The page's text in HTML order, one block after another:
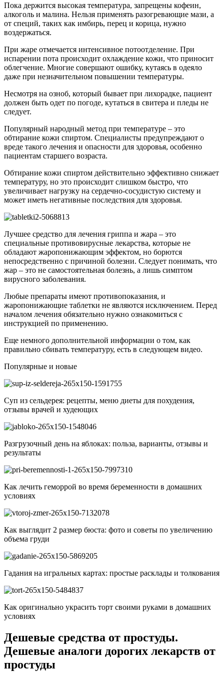
Пока держится высокая температура, запрещены кофеин,
алкоголь и малина. Нельзя применять разогревающие мази, а
от специй, таких как имбирь, перец и корица, нужно
воздержаться.
При жаре отмечается интенсивное потоотделение. При
испарении пота происходит охлаждение кожи, что приносит
облегчение. Многие совершают ошибку, кутаясь в одеяло
даже при незначительном повышении температуры.
Несмотря на озноб, который бывает при лихорадке, пациент
должен быть одет по погоде, кутаться в свитера и пледы не
следует.
Популярный народный метод при температуре – это
обтирание кожи спиртом. Специалисты предупреждают о
вреде такого лечения и опасности для здоровья, особенно
пациентам старшего возраста.
Обтирание кожи спиртом действительно эффективно снижает
температуру, но это происходит слишком быстро, что
увеличивает нагрузку на сердечно-сосудистую систему и
может иметь негативные последствия для здоровья.
Лучшее средство для лечения гриппа и жара – это
специальные противовирусные лекарства, которые не
обладают жаропонижающим эффектом, но борются
непосредственно с причиной болезни. Следует понимать, что
жар – это не самостоятельная болезнь, а лишь симптом
вирусного заболевания.
Любые препараты имеют противопоказания, и
жаропонижающие таблетки не являются исключением. Перед
началом лечения обязательно нужно ознакомиться с
инструкцией по применению.
Еще немного дополнительной информации о том, как
правильно сбивать температуру, есть в следующем видео.
Популярные и новые
Суп из сельдерея: рецепты, меню диеты для похудения,
отзывы врачей и худеющих
Разгрузочный день на яблоках: польза, варианты, отзывы и
результаты
Как лечить геморрой во время беременности в домашних
условиях
Как выглядит 2 размер бюста: фото и советы по увеличению
объема груди
Гадания на игральных картах: простые расклады и толкования
Как оригинально украсить торт своими руками в домашних
условиях
Дешевые средства от простуды.
Дешевые аналоги дорогих лекарств от
простуды